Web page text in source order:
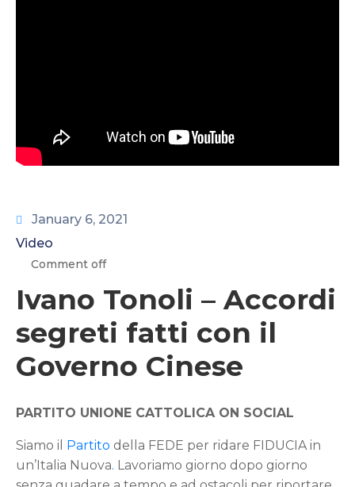
January 6, 2021
Video
Comment off
Ivano Tonoli – Accordi
segreti fatti con il
Governo Cinese
PARTITO UNIONE CATTOLICA ON SOCIAL
Siamo il Partito della FEDE per ridare FIDUCIA in
un’Italia Nuova. Lavoriamo giorno dopo giorno